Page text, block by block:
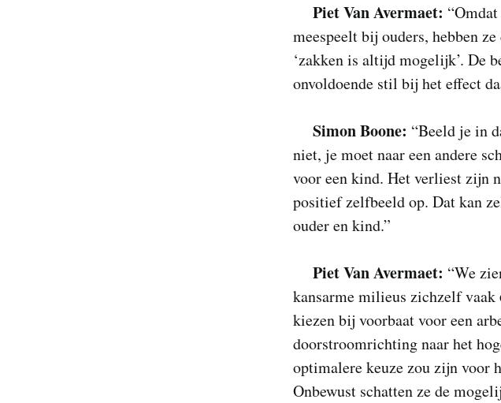
Piet Van Avermaet:
meespeelt bij ouders, hebben
‘zakken is altijd mogelijk’. De
onvoldoende stil bij het effect
Simon Boone: “Beeld je in
niet, je moet naar een andere
voor een kind. Het verliest zijn
positief zelfbeeld op. Dat kan
ouder en kind.”
Piet Van Avermaet: “We
kansarme milieus zichzelf vaak
kiezen bij voorbaat voor een
doorstroomrichting naar het
optimalere keuze zou zijn voor
Onbewust schatten ze de